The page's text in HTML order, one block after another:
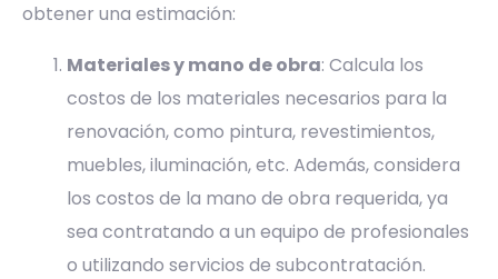
obtener una estimación:
Materiales y mano de obra: Calcula los
costos de los materiales necesarios para la
renovación, como pintura, revestimientos,
muebles, iluminación, etc. Además, considera
los costos de la mano de obra requerida, ya
sea contratando a un equipo de profesionales
o utilizando servicios de subcontratación.